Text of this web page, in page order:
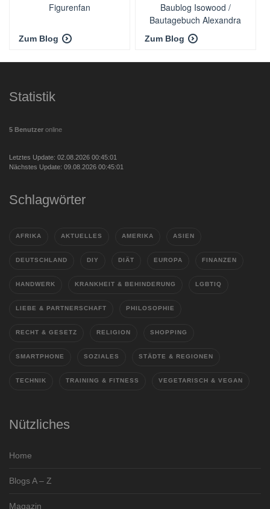
Figurenfan
Zum Blog
Baublog Isowood /
Bautagebuch Alexandra
und Thomas
Zum Blog
Statistik
5 Benutzer online
Letztes Update: 02.08.2026 00:45:01
Nächstes Update: 09.08.2026 00:45:01
Schlagwörter
AFRIKA AKTUELLES AMERIKA ASIEN
DEUTSCHLAND DIY DIÄT EUROPA FINANZEN
HANDWERK KRANKHEIT & BEHINDERUNG LGBTIQ
LIEBE & PARTNERSCHAFT PHILOSOPHIE
RECHT & GESETZ RELIGION SHOPPING
SMARTPHONE SOZIALES STÄDTE & REGIONEN
TECHNIK TRAINING & FITNESS VEGETARISCH & VEGAN
Nützliches
Home
Blogs A – Z
Magazin